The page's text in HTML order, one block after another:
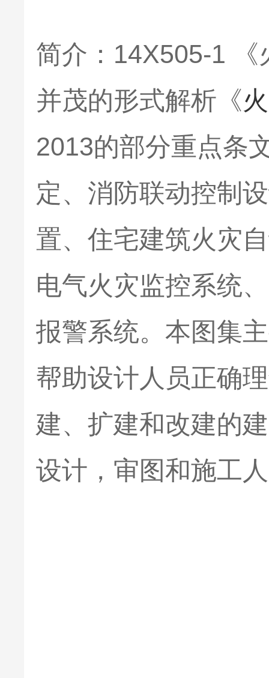
简介：14X505-1
并茂的形式解析《
2013的部分重点条
定、消防联动控制
置、住宅建筑火灾
电气火灾监控系统
报警系统。本图集
帮助设计人员正确
建、扩建和改建的
设计，审图和施工